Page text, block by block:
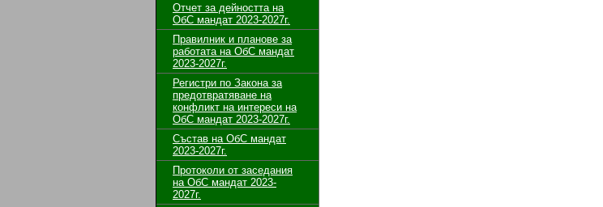
Отчет за дейността на
ОбС мандат 2023-2027г.
Правилник и планове за
работата на ОбС мандат
2023-2027г.
Регистри по Закона за
предотвратяване на
конфликт на интереси на
ОбС мандат 2023-2027г.
Състав на ОбС мандат
2023-2027г.
Протоколи от заседания
на ОбС мандат 2023-
2027г.